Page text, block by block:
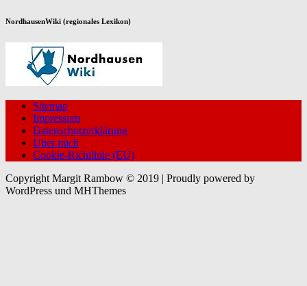
NordhausenWiki (regionales Lexikon)
Sitemap
Impressum
Datenschutzerklärung
Über mich
Cookie-Richtlinie (EU)
Copyright Margit Rambow © 2019 | Proudly powered by
WordPress und MHThemes